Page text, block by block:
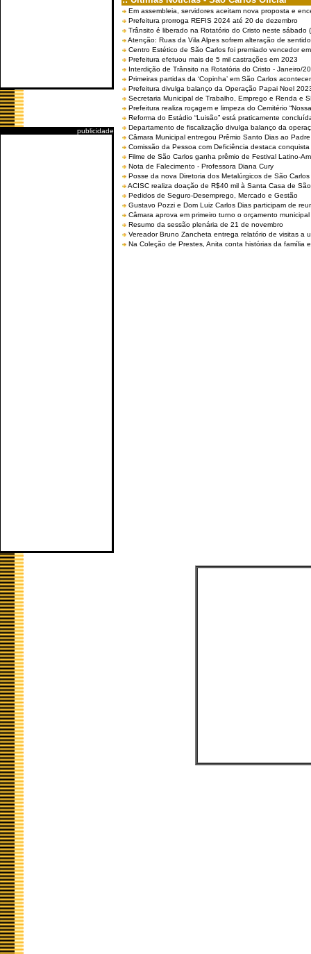
publicidade
Em assembleia, servidores aceitam nova proposta e
Prefeitura prorroga REFIS 2024 até 20 de dezembro
Trânsito é liberado na Rotatório do Cristo neste sábado
Atenção: Ruas da Vila Alpes sofrem alteração de
Centro Estético de São Carlos foi premiado vencedor
Prefeitura efetuou mais de 5 mil castrações em 2023
Interdição de Trânsito na Rotatória do Cristo - Janeiro/
Primeiras partidas da ‘Copinha’ em São Carlos
Prefeitura divulga balanço da Operação Papai Noel
Secretaria Municipal de Trabalho, Emprego e Renda e
Prefeitura realiza roçagem e limpeza do Cemitério
Reforma do Estádio “Luisão” está praticamente
Departamento de fiscalização divulga balanço da
Câmara Municipal entregou Prêmio Santo Dias ao
Comissão da Pessoa com Deficiência destaca
Filme de São Carlos ganha prêmio de Festival Latino-
Nota de Falecimento - Professora Diana Cury
Posse da nova Diretoria dos Metalúrgicos de São
ACISC realiza doação de R$40 mil à Santa Casa de
Pedidos de Seguro-Desemprego, Mercado e Gestão
Gustavo Pozzi e Dom Luiz Carlos Dias participam de
Câmara aprova em primeiro turno o orçamento
Resumo da sessão plenária de 21 de novembro
Vereador Bruno Zancheta entrega relatório de visitas a
Na Coleção de Prestes, Anita conta histórias da família